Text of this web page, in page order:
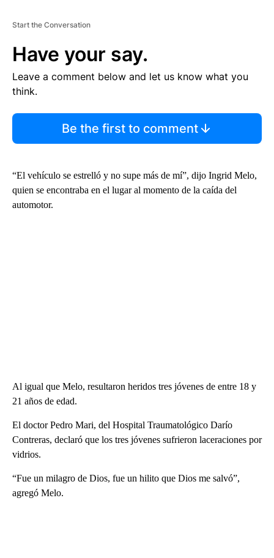
Start the Conversation
Have your say.
Leave a comment below and let us know what you
think.
Be the first to comment
“El vehículo se estrelló y no supe más de mí”, dijo Ingrid Melo,
quien se encontraba en el lugar al momento de la caída del
automotor.
Al igual que Melo, resultaron heridos tres jóvenes de entre 18 y
21 años de edad.
El doctor Pedro Mari, del Hospital Traumatológico Darío
Contreras, declaró que los tres jóvenes sufrieron laceraciones por
vidrios.
“Fue un milagro de Dios, fue un hilito que Dios me salvó”,
agregó Melo.